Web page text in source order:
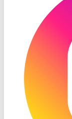
Instagram